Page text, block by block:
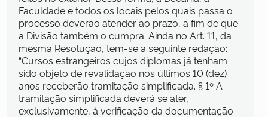
Faculdade e todos os locais pelos quais passa o
processo deverão atender ao prazo, a fim de que
a Divisão também o cumpra. Ainda no Art. 11, da
mesma Resolução, tem-se a seguinte redação:
“Cursos estrangeiros cujos diplomas já tenham
sido objeto de revalidação nos últimos 10 (dez)
anos receberão tramitação simplificada. § 1º A
tramitação simplificada deverá se ater,
exclusivamente, à verificação da documentação